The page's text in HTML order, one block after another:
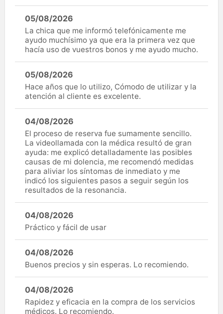
05/08/2026
La chica que me informó telefónicamente me
ayudo muchísimo ya que era la primera vez que
hacía uso de vuestros bonos y me ayudo mucho.
05/08/2026
Hace años que lo utilizo, Cómodo de utilizar y la
atención al cliente es excelente.
04/08/2026
El proceso de reserva fue sumamente sencillo.
La videollamada con la médica resultó de gran
ayuda: me explicó detalladamente las posibles
causas de mi dolencia, me recomendó medidas
para aliviar los síntomas de inmediato y me
indicó los siguientes pasos a seguir según los
resultados de la resonancia.
04/08/2026
Práctico y fácil de usar
04/08/2026
Buenos precios y sin esperas. Lo recomiendo.
04/08/2026
Rapidez y eficacia en la compra de los servicios
médicos. Lo recomiendo.